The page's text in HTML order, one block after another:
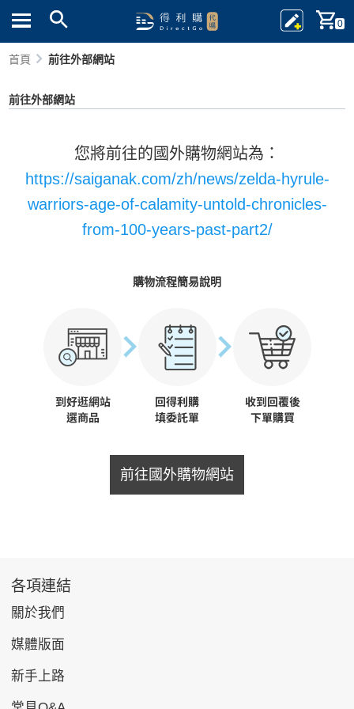
0
首頁 前往外部網站
前往外部網站
您將前往的國外購物網站為：
https://saiganak.com/zh/news/zelda-hyrule-
warriors-age-of-calamity-untold-chronicles-
from-100-years-past-part2/
購物流程簡易說明
前往國外購物網站
各項連結
關於我們
媒體版面
新手上路